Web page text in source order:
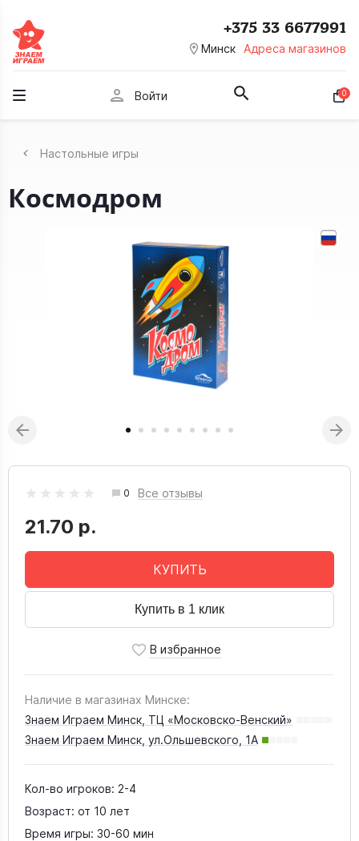
room Минск Адреса магазинов
+375 33 6677991
person Войти 0
Настольные игры
Космодром
0 Все отзывы
21.70 р.
КУПИТЬ
Купить в 1 клик
Наличие в магазинах Минске:
Знаем Играем Минск, ТЦ «Московско-Венский»
Знаем Играем Минск, ул.Ольшевского, 1А
Кол-во игроков: 2-4
Возраст: от 10 лет
Время игры: 30-60 мин